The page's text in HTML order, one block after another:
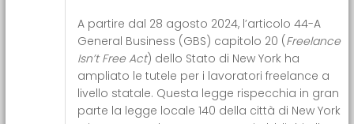
A partire dal 28 agosto 2024, l’articolo 44-A
General Business (GBS) capitolo 20 (Freelance
Isn’t Free Act) dello Stato di New York ha
ampliato le tutele per i lavoratori freelance a
livello statale. Questa legge rispecchia in gran
parte la legge locale 140 della città di New York